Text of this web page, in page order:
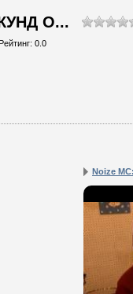
О...
Рейтинг: 0.0
Noize